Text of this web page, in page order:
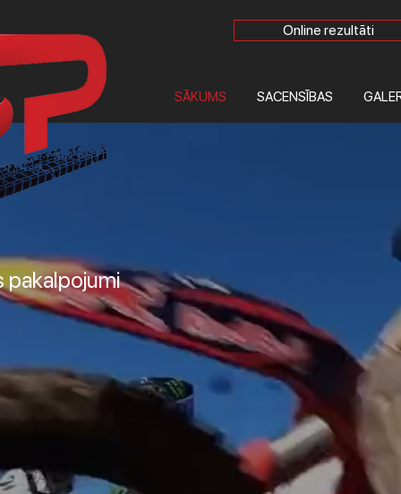
Online rezultāti
SĀKUMS SACENSĪBAS
pakalpojumi